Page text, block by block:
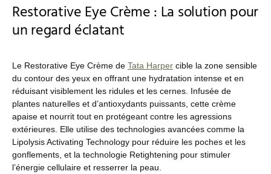
Restorative Eye Crème : La solution pour
un regard éclatant
Le Restorative Eye Crème de Tata Harper cible la zone sensible
du contour des yeux en offrant une hydratation intense et en
réduisant visiblement les ridules et les cernes. Infusée de
plantes naturelles et d’antioxydants puissants, cette crème
apaise et nourrit tout en protégeant contre les agressions
extérieures. Elle utilise des technologies avancées comme la
Lipolysis Activating Technology pour réduire les poches et les
gonflements, et la technologie Retightening pour stimuler
l’énergie cellulaire et resserrer la peau.